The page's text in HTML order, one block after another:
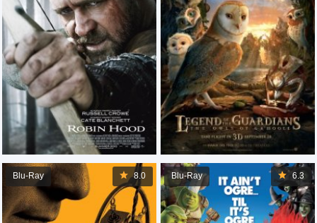
6.3
Blu-Ray
8.0
Blu-Ray